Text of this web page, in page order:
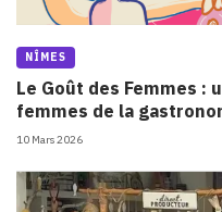
NÎMES
Le Goût des Femmes :
femmes de la
10 Mars 2026